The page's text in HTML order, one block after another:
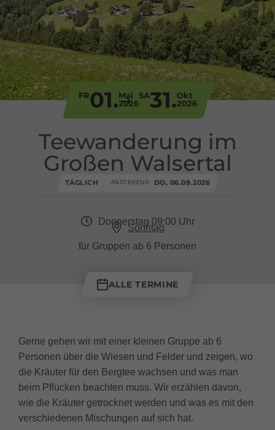
FR01.Mai
2026
SA31.Okt
2026
Teewanderung im
Großen Walsertal
TÄGLICH ANSTEHEND DO, 06.08.2026
Donnerstag 09:00 Uhr
Sonntag
für Gruppen ab 6 Personen
ALLE TERMINE
Gerne gehen wir mit einer kleinen Gruppe ab 6
Personen über die Wiesen und Felder und zeigen, wo
die Kräuter für den Bergtee wachsen und was man
beim Pflücken beachten muss. Wir erzählen davon,
wie die Kräuter getrocknet werden und was es mit den
verschiedenen Mischungen auf sich hat.